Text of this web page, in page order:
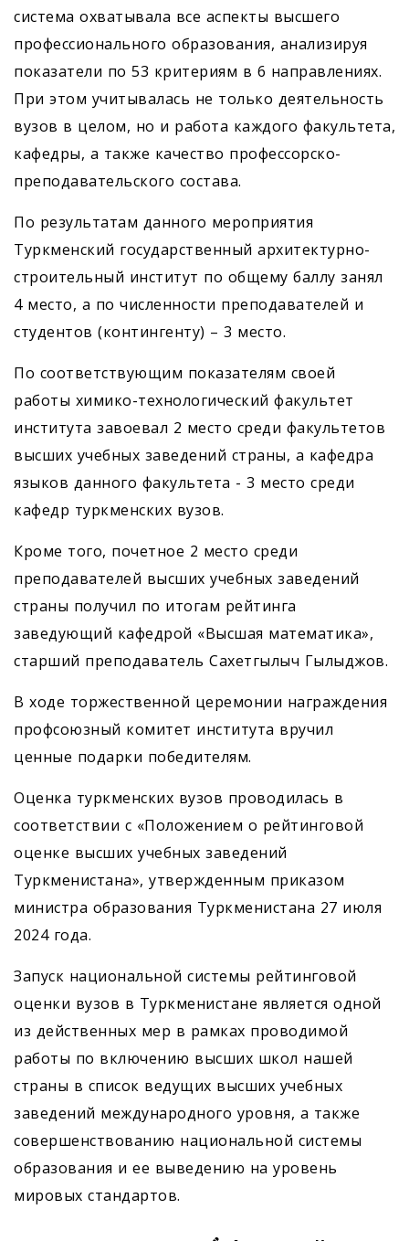
система охватывала все аспекты высшего
профессионального образования, анализируя
показатели по 53 критериям в 6 направлениях.
При этом учитывалась не только деятельность
вузов в целом, но и работа каждого факультета,
кафедры, а также качество профессорско-
преподавательского состава.
По результатам данного мероприятия
Туркменский государственный архитектурно-
строительный институт по общему баллу занял
4 место, а по численности преподавателей и
студентов (контингенту) – 3 место.
По соответствующим показателям своей
работы химико-технологический факультет
института завоевал 2 место среди факультетов
высших учебных заведений страны, а кафедра
языков данного факультета - 3 место среди
кафедр туркменских вузов.
Кроме того, почетное 2 место среди
преподавателей высших учебных заведений
страны получил по итогам рейтинга
заведующий кафедрой «Высшая математика»,
старший преподаватель Сахетгылыч Гылыджов.
В ходе торжественной церемонии награждения
профсоюзный комитет института вручил
ценные подарки победителям.
Оценка туркменских вузов проводилась в
соответствии с «Положением о рейтинговой
оценке высших учебных заведений
Туркменистана», утвержденным приказом
министра образования Туркменистана 27 июля
2024 года.
Запуск национальной системы рейтинговой
оценки вузов в Туркменистане является одной
из действенных мер в рамках проводимой
работы по включению высших школ нашей
страны в список ведущих высших учебных
заведений международного уровня, а также
совершенствованию национальной системы
образования и ее выведению на уровень
мировых стандартов.